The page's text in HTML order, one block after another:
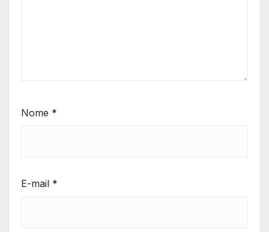
Nome *
E-mail *